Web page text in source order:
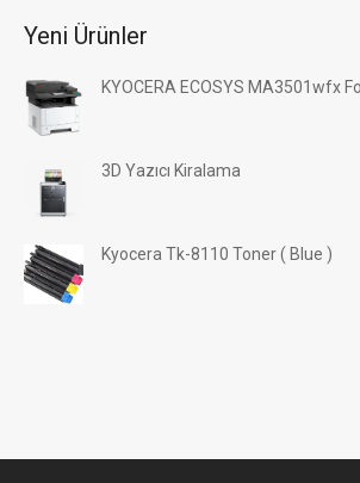
Yeni Ürünler
KYOCERA ECOSYS MA3501wfx
3D Yazıcı Kiralama
Kyocera Tk-8110 Toner ( Blue )